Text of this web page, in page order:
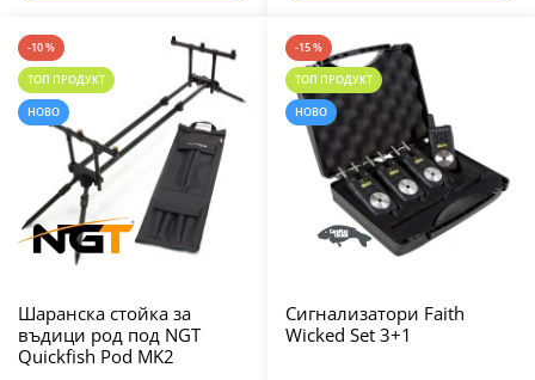
-10 %
ТОП ПРОДУКТ
НОВО
Шаранска стойка за
въдици род под NGT
Quickfish Pod MK2
-15 %
ТОП ПРОДУКТ
НОВО
Сигнализатори Faith
Wicked Set 3+1